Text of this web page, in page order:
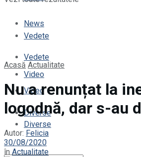
Vedete
Video
Diverse
News
Vedete
Video
Diverse
Acasă Actualitate
Nu a renunțat la
logodnă, dar s-au
Autor: Felicia
30/08/2020
în Actualitate